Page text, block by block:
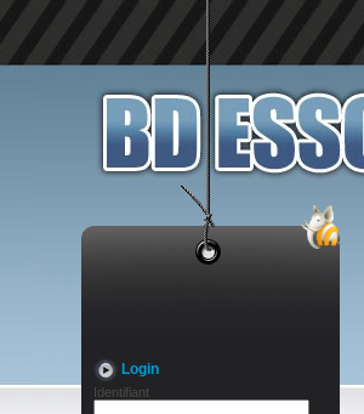
Login
Identifiant